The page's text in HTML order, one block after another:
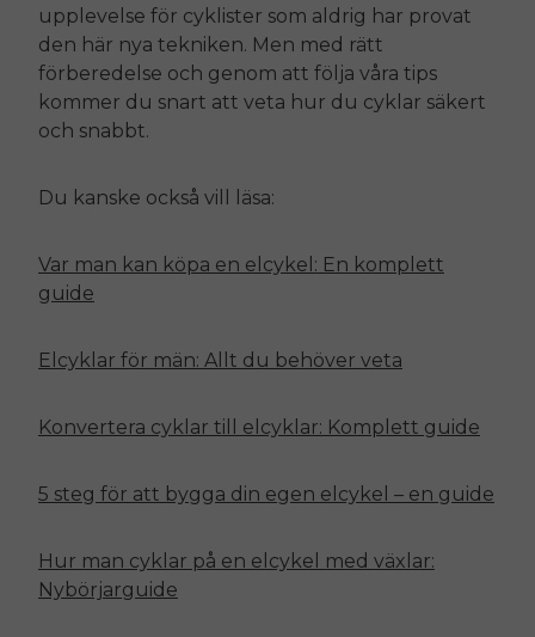
upplevelse för cyklister som aldrig har provat
den här nya tekniken. Men med rätt
förberedelse och genom att följa våra tips
kommer du snart att veta hur du cyklar säkert
och snabbt.
Du kanske också vill läsa:
Var man kan köpa en elcykel: En komplett
guide
Elcyklar för män: Allt du behöver veta
Konvertera cyklar till elcyklar: Komplett guide
5 steg för att bygga din egen elcykel – en guide
Hur man cyklar på en elcykel med växlar:
Nybörjarguide